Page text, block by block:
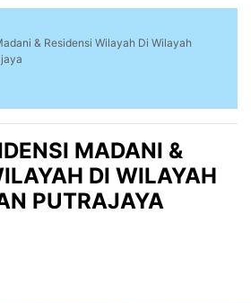
& Residensi Wilayah Di Wilayah
MADANI &
DI WILAYAH
PUTRAJAYA